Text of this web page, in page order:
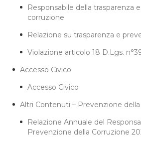
Responsabile della trasparenza
corruzione
Relazione su trasparenza e
Violazione articolo 18 D.Lgs.
Accesso Civico
Accesso Civico
Altri Contenuti – Prevenzione
Relazione Annuale del
Prevenzione della Corruzione